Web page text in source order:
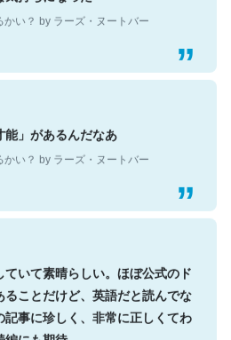
」があるんだなあ
ていて素晴らしい。ほぼ公式のド
ことだけど、英語だと読んでな
記事に珍しく、非常に正しくてわ
にも期待。